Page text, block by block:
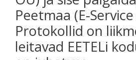
Peetmaa (E-Service
Protokollid on
leitavad EETELi